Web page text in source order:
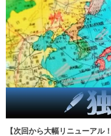
【次回から大幅リニューア